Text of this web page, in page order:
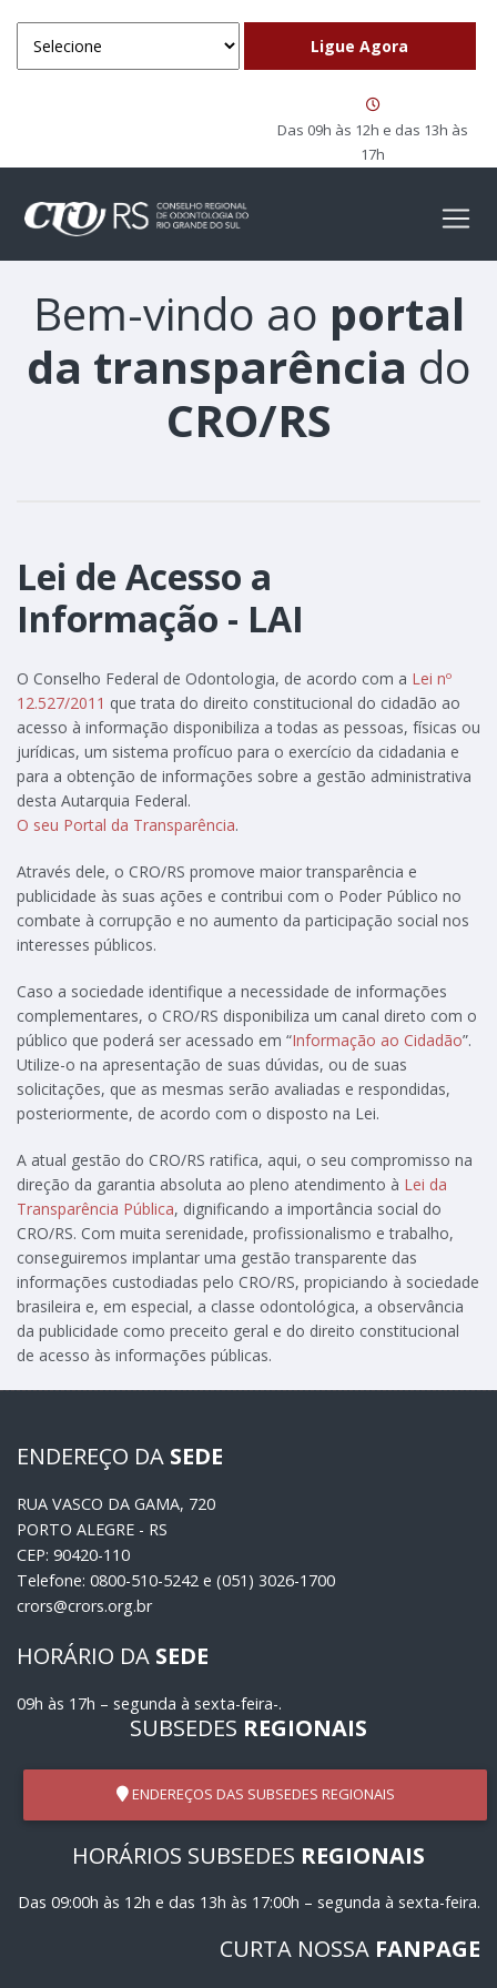
Das 09h às 12h e das 13h às
17h
Bem-vindo ao portal
da transparência do
CRO/RS
Lei de Acesso a
Informação - LAI
O Conselho Federal de Odontologia, de acordo com a Lei nº
12.527/2011 que trata do direito constitucional do cidadão ao
acesso à informação disponibiliza a todas as pessoas, físicas ou
jurídicas, um sistema profícuo para o exercício da cidadania e
para a obtenção de informações sobre a gestão administrativa
desta Autarquia Federal.
O seu Portal da Transparência.
Através dele, o CRO/RS promove maior transparência e
publicidade às suas ações e contribui com o Poder Público no
combate à corrupção e no aumento da participação social nos
interesses públicos.
Caso a sociedade identifique a necessidade de informações
complementares, o CRO/RS disponibiliza um canal direto com o
público que poderá ser acessado em “Informação ao Cidadão”.
Utilize-o na apresentação de suas dúvidas, ou de suas
solicitações, que as mesmas serão avaliadas e respondidas,
posteriormente, de acordo com o disposto na Lei.
A atual gestão do CRO/RS ratifica, aqui, o seu compromisso na
direção da garantia absoluta ao pleno atendimento à Lei da
Transparência Pública, dignificando a importância social do
CRO/RS. Com muita serenidade, profissionalismo e trabalho,
conseguiremos implantar uma gestão transparente das
informações custodiadas pelo CRO/RS, propiciando à sociedade
brasileira e, em especial, a classe odontológica, a observância
da publicidade como preceito geral e do direito constitucional
de acesso às informações públicas.
ENDEREÇO DA SEDE
RUA VASCO DA GAMA, 720
PORTO ALEGRE - RS
CEP: 90420-110
Telefone: 0800-510-5242 e (051) 3026-1700
crors@crors.org.br
HORÁRIO DA SEDE
09h às 17h – segunda à sexta-feira-.
SUBSEDES REGIONAIS
ENDEREÇOS DAS SUBSEDES REGIONAIS
HORÁRIOS SUBSEDES REGIONAIS
Das 09:00h às 12h e das 13h às 17:00h – segunda à sexta-feira.
CURTA NOSSA FANPAGE